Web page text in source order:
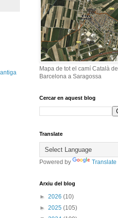
Mapa de tot el camí Català de
Barcelona a Saragossa
Cercar en aquest blog
Translate
Powered by Translate
Arxiu del blog
► 2026 (10)
► 2025 (105)